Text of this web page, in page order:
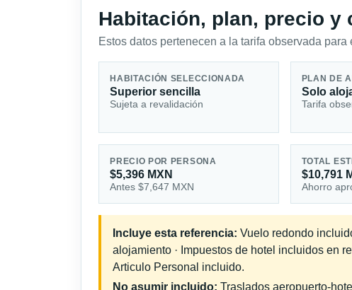
Habitación, plan, precio y
Estos datos pertenecen a la tarifa observada
HABITACIÓN SELECCIONADA
Superior sencilla
Sujeta a revalidación
PLAN DE
Solo
Tarifa
PRECIO POR PERSONA
$5,396 MXN
Antes $7,647 MXN
TOTAL
$10,791
Ahorro
Incluye esta referencia: Vuelo redondo
alojamiento · Impuestos de hotel incluidos en
Articulo Personal incluido.
No asumir incluido: Traslados aeropuerto-